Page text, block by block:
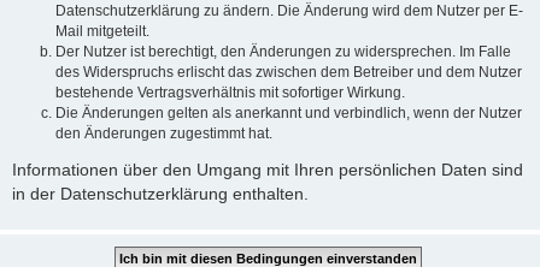
Datenschutzerklärung zu ändern. Die Änderung wird dem Nutzer per E-
Mail mitgeteilt.
Der Nutzer ist berechtigt, den Änderungen zu widersprechen. Im Falle
des Widerspruchs erlischt das zwischen dem Betreiber und dem Nutzer
bestehende Vertragsverhältnis mit sofortiger Wirkung.
Die Änderungen gelten als anerkannt und verbindlich, wenn der Nutzer
den Änderungen zugestimmt hat.
Informationen über den Umgang mit Ihren persönlichen Daten sind
in der Datenschutzerklärung enthalten.